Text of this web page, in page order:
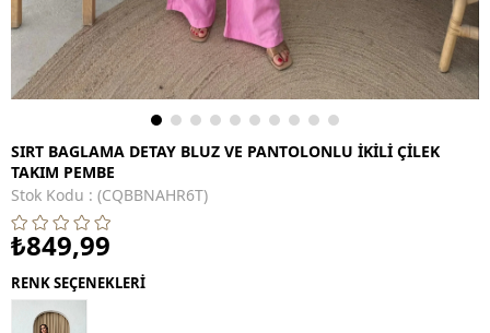
SIRT BAGLAMA DETAY BLUZ VE PANTOLONLU İKİLİ ÇİLEK
TAKIM PEMBE
Stok Kodu
(CQBBNAHR6T)
₺849,99
RENK SEÇENEKLERİ